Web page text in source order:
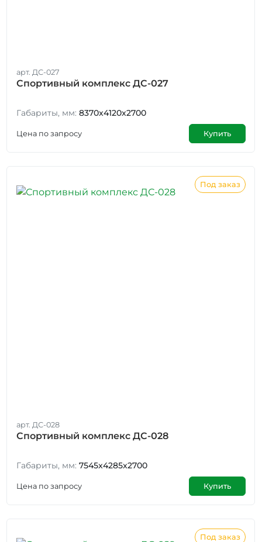
арт. ДС-027
Спортивный комплекс ДС-027
Габариты, мм: 8370x4120x2700
Цена по запросу Купить
Под заказ
арт. ДС-028
Спортивный комплекс ДС-028
Габариты, мм: 7545x4285x2700
Цена по запросу Купить
Под заказ